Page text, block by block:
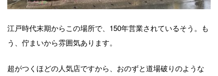
江戸時代末期からこの場所で、150年営業されているそう。も
う、佇まいから雰囲気あります。
超がつくほどの人気店ですから、おのずと道場破りのような